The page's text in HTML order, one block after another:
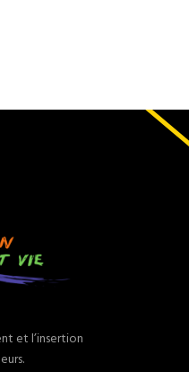
et l’insertion